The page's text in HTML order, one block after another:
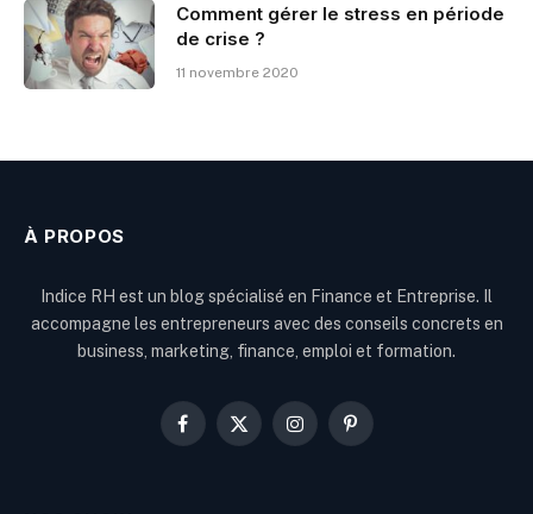
Comment gérer le stress en période
de crise ?
11 novembre 2020
À PROPOS
Indice RH est un blog spécialisé en Finance et Entreprise. Il
accompagne les entrepreneurs avec des conseils concrets en
business, marketing, finance, emploi et formation.
Facebook
X
InstagramPinterest